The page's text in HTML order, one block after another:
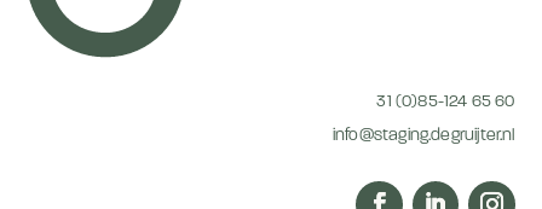
31 (0)85-124 65 60
info@staging.degruijter.nl